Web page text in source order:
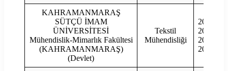
KAHRAMANMARAŞ
SÜTÇÜ İMAM
ÜNİVERSİTESİ
Mühendislik-Mimarlık Fakültesi
(KAHRAMANMARAŞ)
(Devlet)
Tekstil
Mühendisliği
2023
2022
2021
2020